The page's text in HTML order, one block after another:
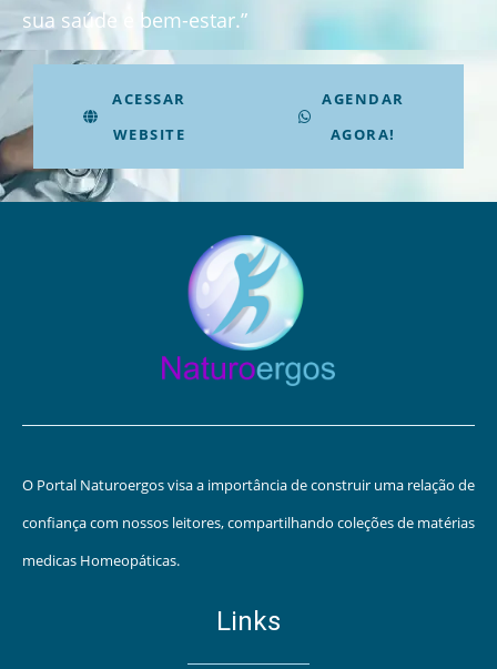
sua saúde e bem-estar.”
ACESSAR
WEBSITE
AGENDAR
AGORA!
O Portal Naturoergos visa a importância de construir uma relação de
confiança com nossos leitores, compartilhando coleções de matérias
medicas Homeopáticas.
Links